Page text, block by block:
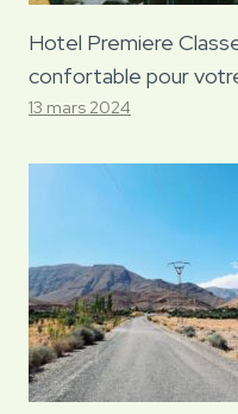
Hotel Premiere
confortable pour
13 mars 2024